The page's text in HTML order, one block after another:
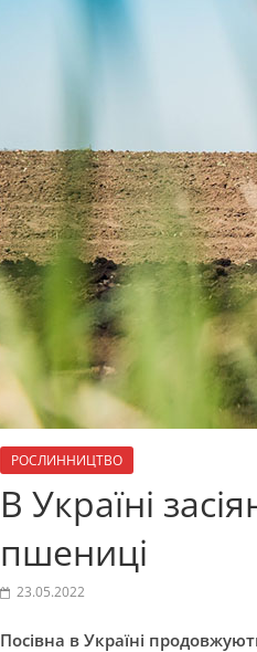
РОСЛИННИЦТВО
В Україні
пшениці
23.05.2022
Посівна в Україні